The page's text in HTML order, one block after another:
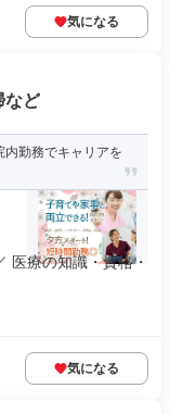
気になる
など
勤務でキャリアを
医療の知識・資格・
気になる